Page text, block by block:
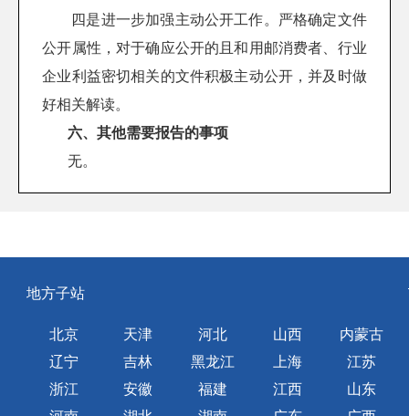
四是进一步加强主动公开工作。严格确定文件
公开属性，对于确应公开的且和用邮消费者、行业
企业利益密切相关的文件积极主动公开，并及时做
好相关解读。
六、其他需要报告的事项
无。
地方子站
北京 天津 河北 山西
内蒙古
辽宁
吉林 黑龙江 上海
江苏
浙江
安徽 福建 江西
山东